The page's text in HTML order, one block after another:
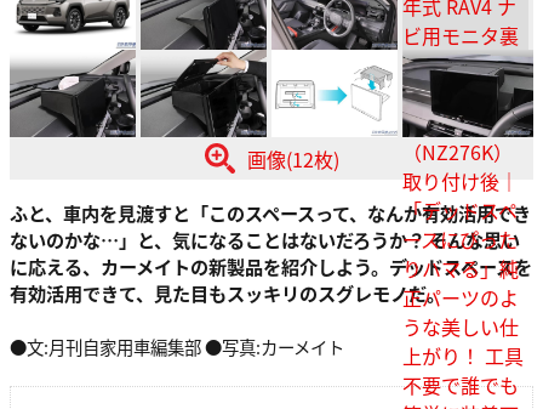
画像(12枚)
ふと、車内を見渡すと「このスペースって、なんか有効活用でき
ないのかな…」と、気になることはないだろうか？ そんな思い
に応える、カーメイトの新製品を紹介しよう。デッドスペースを
有効活用できて、見た目もスッキリのスグレモノだ。
●文:月刊自家用車編集部 ●写真:カーメイト